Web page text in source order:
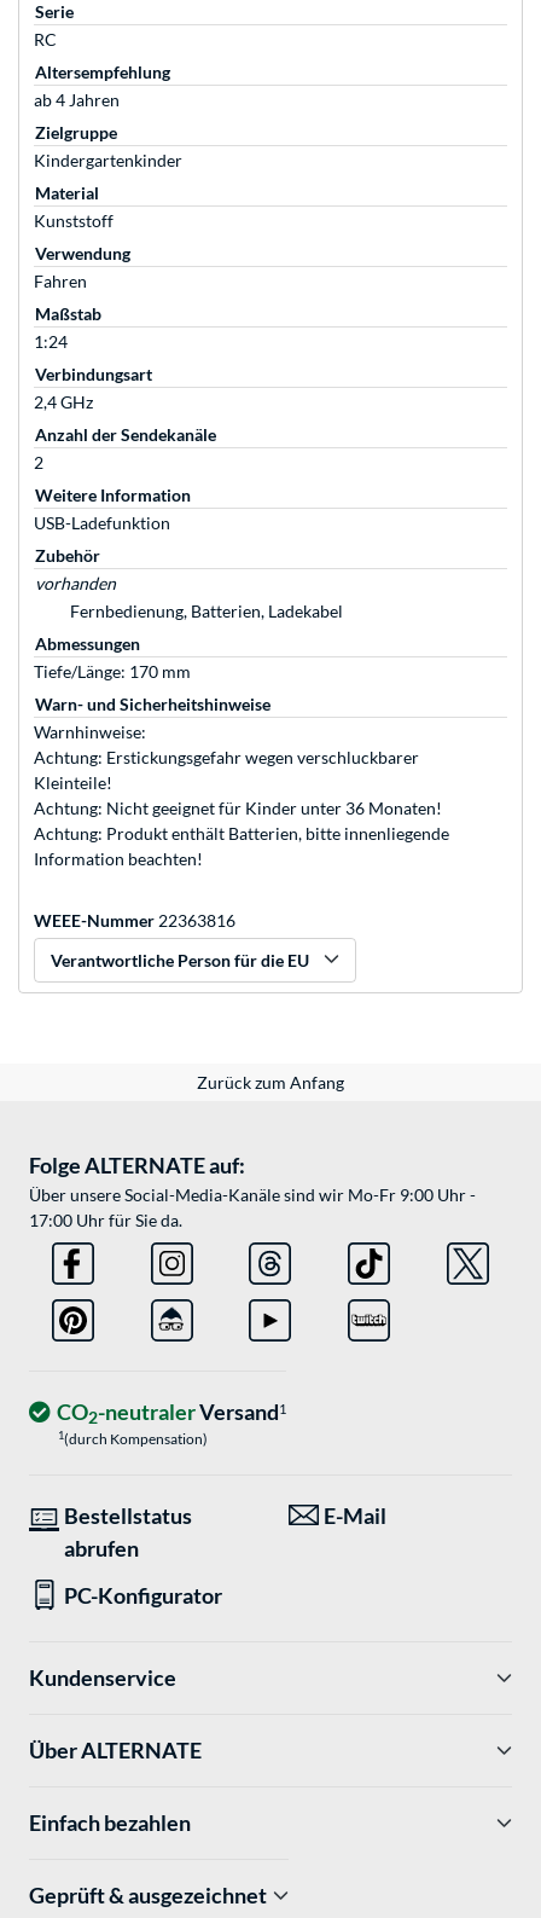
Serie
RC
Altersempfehlung
ab 4 Jahren
Zielgruppe
Kindergartenkinder
Material
Kunststoff
Verwendung
Fahren
Maßstab
1:24
Verbindungsart
2,4 GHz
Anzahl der Sendekanäle
2
Weitere Information
USB-Ladefunktion
Zubehör
vorhanden
Fernbedienung, Batterien, Ladekabel
Abmessungen
Tiefe/Länge: 170 mm
Warn- und Sicherheitshinweise
Warnhinweise:
Achtung: Erstickungsgefahr wegen verschluckbarer
Kleinteile!
Achtung: Nicht geeignet für Kinder unter 36 Monaten!
Achtung: Produkt enthält Batterien, bitte innenliegende
Information beachten!
WEEE-Nummer 22363816
Verantwortliche Person für die EU
Zurück zum Anfang
Folge ALTERNATE auf:
Über unsere Social-Media-Kanäle sind wir Mo-Fr 9:00 Uhr -
17:00 Uhr für Sie da.
CO2-neutralerVersand1
1(durch Kompensation)
Bestellstatus
abrufen
E-Mail
PC-Konfigurator
Kundenservice
Über ALTERNATE
Einfach bezahlen
Geprüft & ausgezeichnet